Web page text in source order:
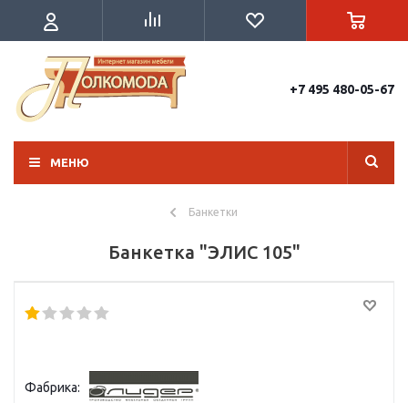
+7 495 480-05-67
МЕНЮ
Банкетки
Банкетка "ЭЛИС 105"
Фабрика: